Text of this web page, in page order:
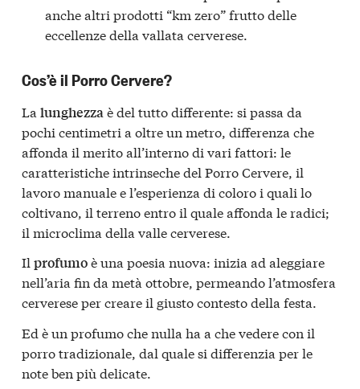
anche altri prodotti “km zero” frutto delle
eccellenze della vallata cerverese.
Cos’è il Porro Cervere?
La lunghezzaè del tutto differente: si passa da
pochi centimetri a oltre un metro, differenza che
affonda il merito all’interno di vari fattori: le
caratteristiche intrinseche del Porro Cervere, il
lavoro manuale e l’esperienza di coloro i quali lo
coltivano, il terreno entro il quale affonda le radici;
il microclima della valle cerverese.
Il profumoè una poesia nuova: inizia ad aleggiare
nell’aria fin da metà ottobre, permeando l’atmosfera
cerverese per creare il giusto contesto della festa.
Ed è un profumo che nulla ha a che vedere con il
porro tradizionale, dal quale si differenzia per le
note ben più delicate.